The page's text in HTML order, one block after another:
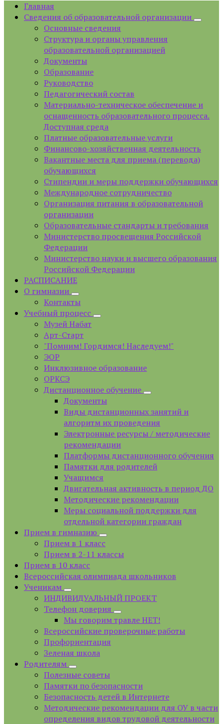
Главная
Сведения об образовательной организации
Основные сведения
Структура и органы управления
образовательной организацией
Документы
Образование
Руководство
Педагогический состав
Материально-техническое обеспечение и
оснащенность образовательного процесса.
Доступная среда
Платные образовательные услуги
Финансово-хозяйственная деятельность
Вакантные места для приема (перевода)
обучающихся
Стипендии и меры поддержки обучающихся
Международное сотрудничество
Организация питания в образовательной
организации
Образовательные стандарты и требования
Министерство просвещения Российской
Федерации
Министерство науки и высшего образования
Российской Федерации
РАСПИСАНИЕ
О гимназии
Контакты
Учебный процесс
Музей Набат
Арт-Старт
"Помним! Гордимся! Наследуем!"
ЭОР
Инклюзивное образование
ОРКСЭ
Дистанционное обучение
Документы
Виды дистанционных занятий и
алгоритм их проведения
Электронные ресурсы / методические
рекомендации
Платформы дистанционного обучения
Памятки для родителей
Учащимся
Двигательная активность в период ДО
Методические рекомендации
Меры социальной поддержки для
отдельной категории граждан
Прием в гимназию
Прием в 1 класс
Прием в 2-11 классы
Прием в 10 класс
Всероссийская олимпиада школьников
Ученикам
ИНДИВИДУАЛЬНЫЙ ПРОЕКТ
Телефон доверия
Мы говорим травле НЕТ!
Всероссийские проверочные работы
Профориентация
Зеленая школа
Родителям
Полезные советы
Памятки по безопасности
Безопасность детей в Интернете
Методические рекомендации для ОУ в части
определения видов трудовой деятельности